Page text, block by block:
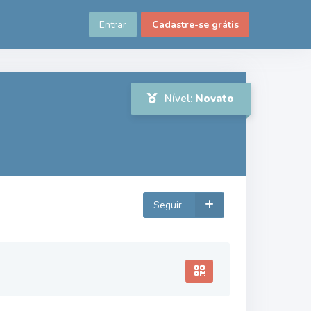
Entrar Cadastre-se grátis
Nível: Novato
Seguir